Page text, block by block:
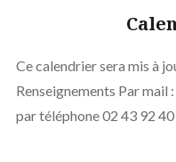
Ce calendrier sera mis à
Renseignements Par mail
par téléphone 02 43 92